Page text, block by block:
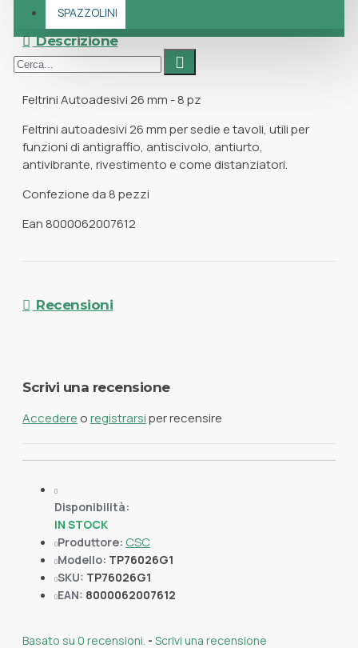
SPAZZOLINI
Descrizione
Feltrini Autoadesivi 26 mm - 8 pz
Feltrini autoadesivi 26 mm per sedie e tavoli, utili per
funzioni di antigraffio, antiscivolo, antiurto,
antivibrante, rivestimento e come distanziatori.
Confezione da 8 pezzi
Ean 8000062007612
Recensioni
Scrivi una recensione
Accedere oregistrarsiper recensire
Disponibilità:
IN STOCK
Produttore: CSC
Modello: TP76026G1
SKU: TP76026G1
EAN: 8000062007612
Basato su 0 recensioni. - Scrivi una recensione